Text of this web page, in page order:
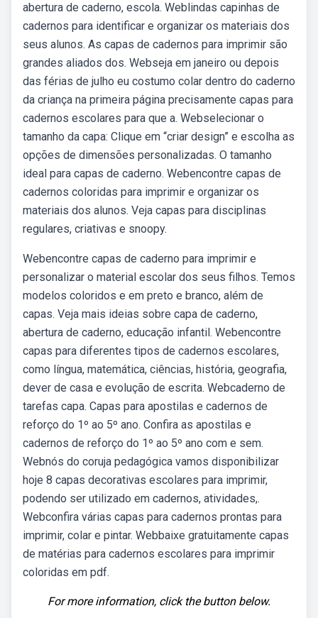
abertura de caderno, escola. Weblindas capinhas de
cadernos para identificar e organizar os materiais dos
seus alunos. As capas de cadernos para imprimir são
grandes aliados dos. Webseja em janeiro ou depois
das férias de julho eu costumo colar dentro do caderno
da criança na primeira página precisamente capas para
cadernos escolares para que a. Webselecionar o
tamanho da capa: Clique em “criar design” e escolha as
opções de dimensões personalizadas. O tamanho
ideal para capas de caderno. Webencontre capas de
cadernos coloridas para imprimir e organizar os
materiais dos alunos. Veja capas para disciplinas
regulares, criativas e snoopy.
Webencontre capas de caderno para imprimir e
personalizar o material escolar dos seus filhos. Temos
modelos coloridos e em preto e branco, além de
capas. Veja mais ideias sobre capa de caderno,
abertura de caderno, educação infantil. Webencontre
capas para diferentes tipos de cadernos escolares,
como língua, matemática, ciências, história, geografia,
dever de casa e evolução de escrita. Webcaderno de
tarefas capa. Capas para apostilas e cadernos de
reforço do 1º ao 5º ano. Confira as apostilas e
cadernos de reforço do 1º ao 5º ano com e sem.
Webnós do coruja pedagógica vamos disponibilizar
hoje 8 capas decorativas escolares para imprimir,
podendo ser utilizado em cadernos, atividades,.
Webconfira várias capas para cadernos prontas para
imprimir, colar e pintar. Webbaixe gratuitamente capas
de matérias para cadernos escolares para imprimir
coloridas em pdf.
For more information, click the button below.